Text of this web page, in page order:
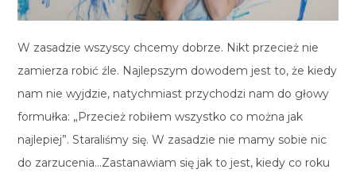
W zasadzie wszyscy chcemy dobrze. Nikt przecież nie
zamierza robić źle. Najlepszym dowodem jest to, że kiedy
nam nie wyjdzie, natychmiast przychodzi nam do głowy
formułka: „Przecież robiłem wszystko co można jak
najlepiej”. Staraliśmy się. W zasadzie nie mamy sobie nic
do zarzucenia…Zastanawiam się jak to jest, kiedy co roku